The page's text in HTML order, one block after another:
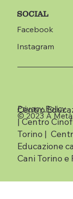
SOCIAL
Facebook
Instagram
Privacy Policy
© 2023 A
Centro
| Centro
Torino |
Educazione
Cani Torino e